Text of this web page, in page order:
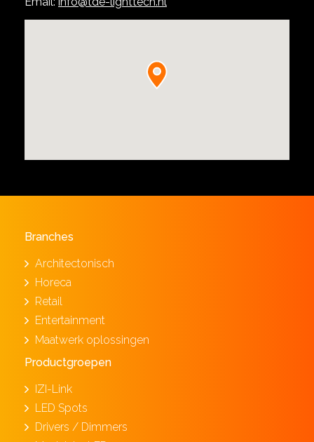
Branches
Architectonisch
Horeca
Retail
Entertainment
Maatwerk oplossingen
Productgroepen
IZI-Link
LED Spots
Drivers / Dimmers